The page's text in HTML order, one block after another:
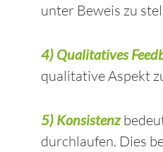
unter Beweis zu
4) Qualitatives
qualitative Aspekt
5) Konsistenz
durchlaufen. Dies